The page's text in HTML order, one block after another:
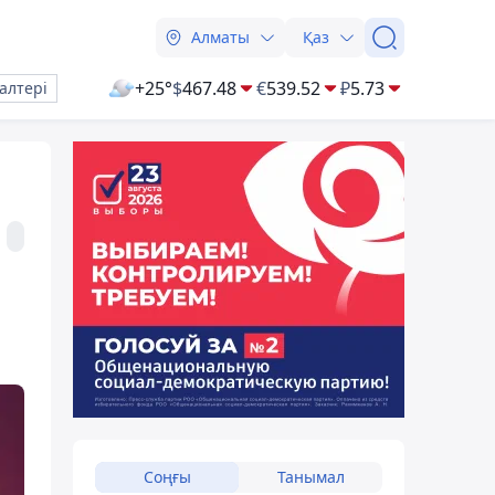
Алматы Қаз
+25°$467.48 €539.52 ₽5.73
Соңғы Танымал